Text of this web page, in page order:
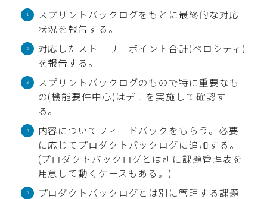
スプリントバックログをもとに最終的な対応
状況を報告する。
対応したストーリーポイント合計(ベロシティ)
を報告する。
スプリントバックログのもので特に重要なも
の(機能要件中心)はデモを実施して確認す
る。
内容についてフィードバックをもらう。必要
に応じてプロダクトバックログに追加する。
(プロダクトバックログとは別に課題管理表を
用意して動くケースもある。)
プロダクトバックログとは別に管理する課題